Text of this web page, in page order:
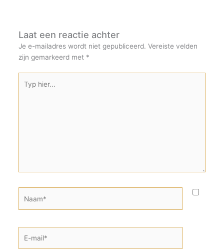
Laat een reactie achter
Je e-mailadres wordt niet gepubliceerd. Vereiste velden
zijn gemarkeerd met *
hier...
mail*